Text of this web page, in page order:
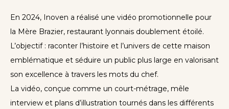
En 2024, Inoven a réalisé une vidéo promotionnelle pour
la Mère Brazier, restaurant lyonnais doublement étoilé.
L’objectif : raconter l’histoire et l’univers de cette maison
emblématique et séduire un public plus large en valorisant
son excellence à travers les mots du chef.
La vidéo, conçue comme un court-métrage, mêle
interview et plans d’illustration tournés dans les différents